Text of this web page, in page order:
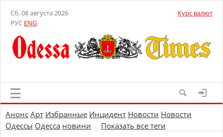
Сб, 08 августа 2026
РУС ENG
Курс валют
Анонс Арт Избранные Инцидент Новости Новости
Одессы Одесса новини Показать все теги